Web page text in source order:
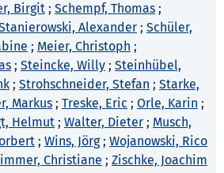
Birgit ; Schempf, Thomas ;
Alexander ; Schüler,
; Meier, Christoph ;
; Steincke, Willy ; Steinhübel,
; Strohschneider, Stefan ; Starke,
Markus ; Treske, Eric ; Orle, Karin ;
Helmut ; Walter, Dieter ; Musch,
; Wins, Jörg; Wojanowski, Rico
Christiane ; Zischke, Joachim